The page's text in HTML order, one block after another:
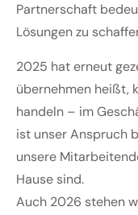
Partnerschaft
Lösungen zu
2025 hat erneut
übernehmen heißt,
handeln – im
ist unser Anspruch
unsere
Hause sind.
Auch 2026 stehen